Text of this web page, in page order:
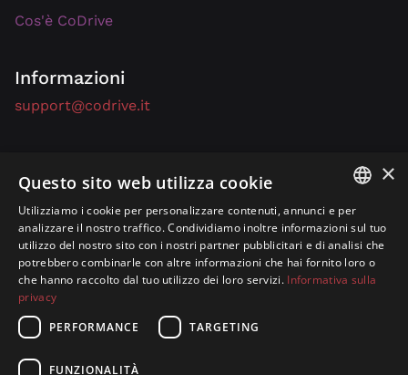
Cos'è CoDrive
Informazioni
support@codrive.it
Privacy Policy
Ti piacerebbe guidare su ogni strada come se l'avessi sempre
conosciuta?Questa è la soluzione!
Copyright © 2026 – P.IVA n. 01672430558, REA n. 352797
ITALIAN
ENGLISH
×
Questo sito web utilizza cookie
Utilizziamo i cookie per personalizzare contenuti, annunci e per
analizzare il nostro traffico. Condividiamo inoltre informazioni sul tuo
utilizzo del nostro sito con i nostri partner pubblicitari e di analisi che
potrebbero combinarle con altre informazioni che hai fornito loro o
che hanno raccolto dal tuo utilizzo dei loro servizi. Informativa sulla
privacy
PERFORMANCE
TARGETING
FUNZIONALITÀ